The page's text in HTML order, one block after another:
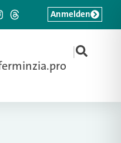
|
Anmelden